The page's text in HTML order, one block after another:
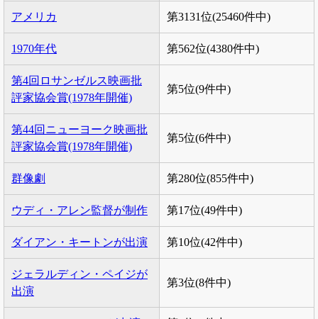
アメリカ 第3131位(25460件中)
1970年代 第562位(4380件中)
第4回ロサンゼルス映画批
評家協会賞(1978年開催)
第5位(9件中)
第44回ニューヨーク映画批
評家協会賞(1978年開催)
第5位(6件中)
群像劇 第280位(855件中)
ウディ・アレン監督が制作 第17位(49件中)
ダイアン・キートンが出演 第10位(42件中)
ジェラルディン・ペイジが
出演
第3位(8件中)